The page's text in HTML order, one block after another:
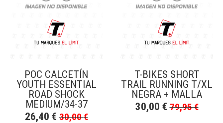
POC CALCETÍN
YOUTH ESSENTIAL
ROAD SHOCK
MEDIUM/34-37
26,40 € 30,00€
T-BIKES SHORT
TRAIL RUNNING T/XL
NEGRA + MALLA
30,00 € 79,95€